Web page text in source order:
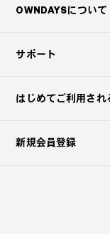
OWNDAYSについて
サポート
はじめてご利用され
新規会員登録